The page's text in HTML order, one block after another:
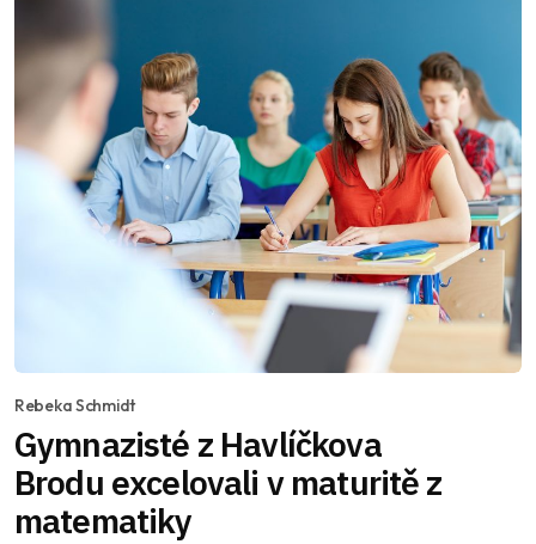
Rebeka Schmidt
Gymnazisté z Havlíčkova
Brodu excelovali v maturitě z
matematiky